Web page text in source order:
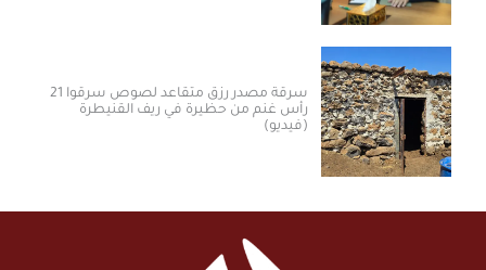
سرقة مصدر رزق متقاعد لصوص سرقوا 21
رأس غنم من حظيرة في ريف القنيطرة
(فيديو)